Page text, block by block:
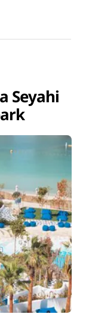
Seyahi